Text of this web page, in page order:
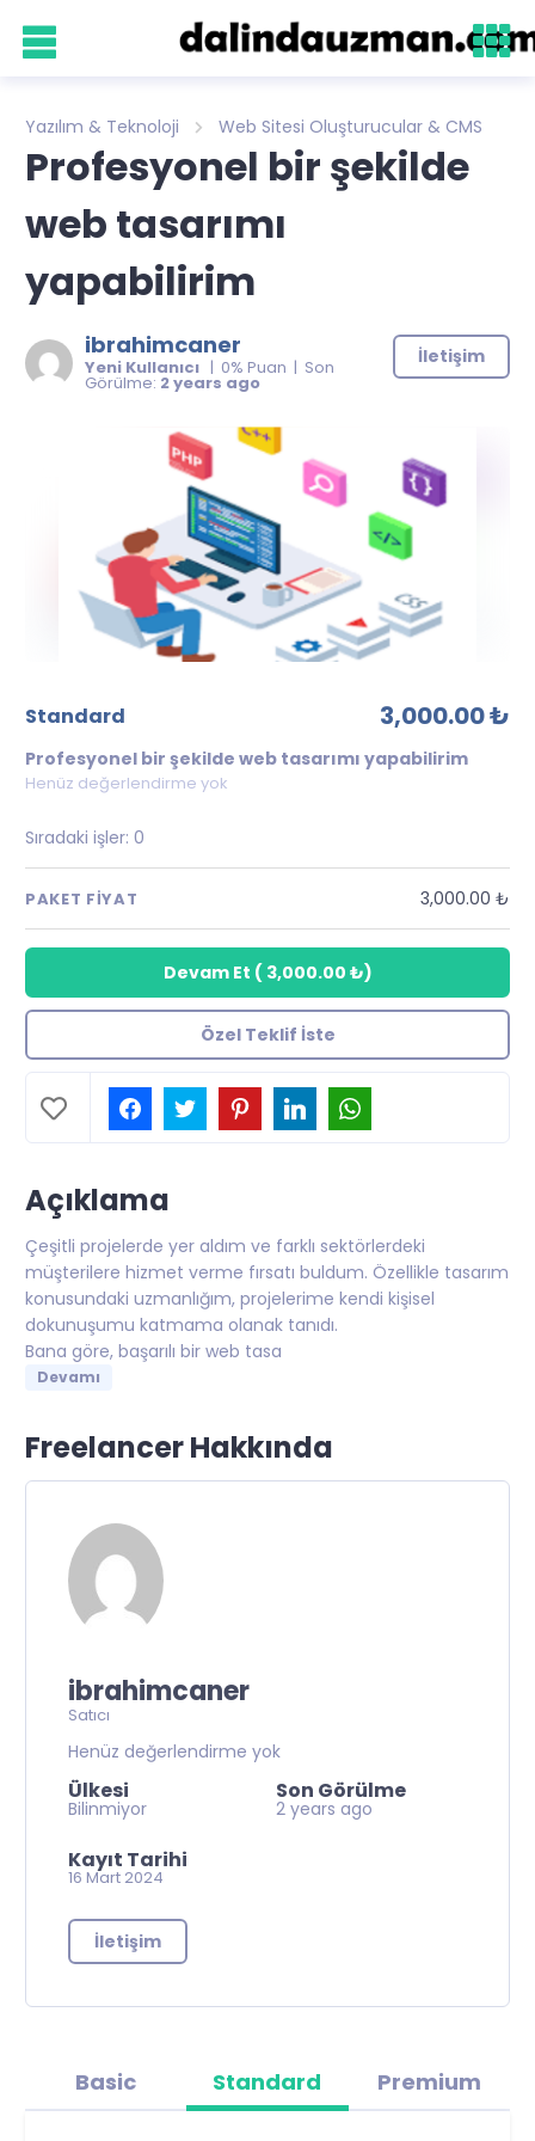
Yazılım & Teknoloji Web Sitesi Oluşturucular & CMS
Profesyonel bir şekilde
web tasarımı
yapabilirim
ibrahimcaner
Yeni Kullanıcı | 0% Puan | Son
Görülme: 2 years ago
İletişim
standard 3,000.00 ₺
Profesyonel bir şekilde web tasarımı yapabilirim
Henüz değerlendirme yok
Sıradaki işler: 0
PAKET FIYAT 3,000.00 ₺
Devam Et ( 3,000.00 ₺)
Özel Teklif İste
Açıklama
Çeşitli projelerde yer aldım ve farklı sektörlerdeki
müşterilere hizmet verme fırsatı buldum. Özellikle tasarım
konusundaki uzmanlığım, projelerime kendi kişisel
dokunuşumu katmama olanak tanıdı.
Bana göre, başarılı bir web tasa
Devamı
Freelancer Hakkında
ibrahimcaner
Satıcı
Henüz değerlendirme yok
Ülkesi
Bilinmiyor
Son Görülme
2 years ago
Kayıt Tarihi
16 Mart 2024
İletişim
Basic Standard Premium